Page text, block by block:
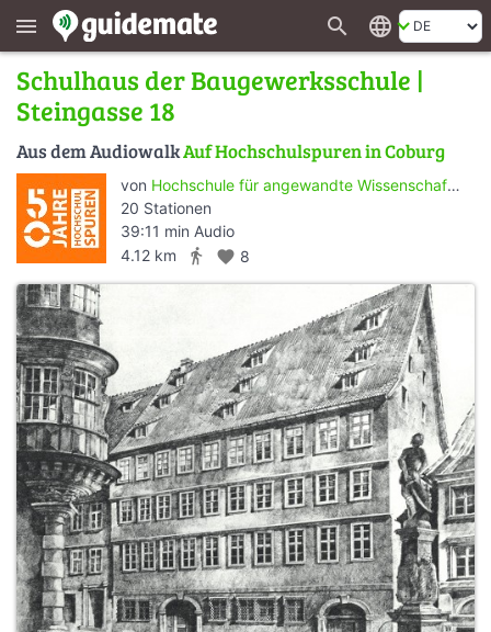
menu search language
Schulhaus der Baugewerksschule |
Steingasse 18
Aus dem AudiowalkAuf Hochschulspuren in Coburg
von Hochschule für angewandte Wissenschaften Coburg
20 Stationen
39:11 min Audio
4.12 km
directions_walk favorite 8